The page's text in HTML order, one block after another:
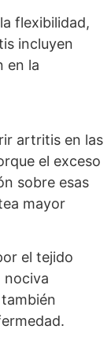
flexibilidad,
incluyen
en la
artritis en las
el exceso
sobre esas
mayor
el tejido
nociva